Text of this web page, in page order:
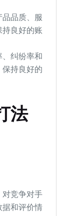
品质、服
良好的账
纠纷率和
持良好的
法
对竞争对手
据和评价情